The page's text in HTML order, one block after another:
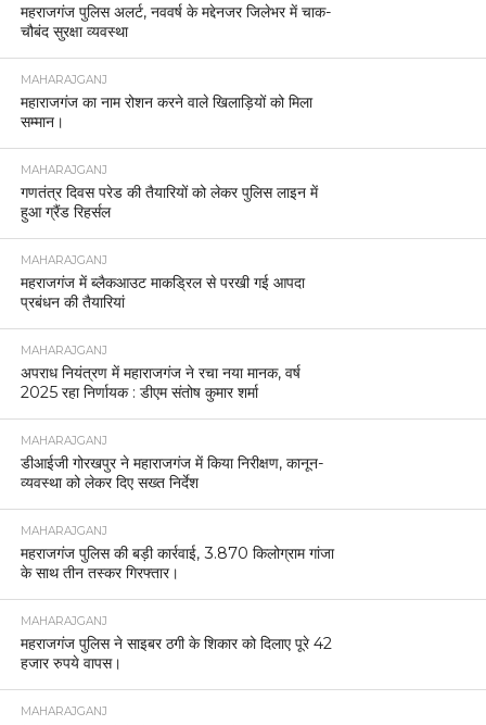
महराजगंज पुलिस अलर्ट, नववर्ष के मद्देनजर जिलेभर में चाक-
चौबंद सुरक्षा व्यवस्था
MAHARAJGANJ
महाराजगंज का नाम रोशन करने वाले खिलाड़ियों को मिला
सम्मान।
MAHARAJGANJ
गणतंत्र दिवस परेड की तैयारियों को लेकर पुलिस लाइन में
हुआ ग्रैंड रिहर्सल
MAHARAJGANJ
महराजगंज में ब्लैकआउट माकड्रिल से परखी गई आपदा
प्रबंधन की तैयारियां
MAHARAJGANJ
अपराध नियंत्रण में महाराजगंज ने रचा नया मानक, वर्ष
2025 रहा निर्णायक : डीएम संतोष कुमार शर्मा
MAHARAJGANJ
डीआईजी गोरखपुर ने महाराजगंज में किया निरीक्षण, कानून-
व्यवस्था को लेकर दिए सख्त निर्देश
MAHARAJGANJ
महराजगंज पुलिस की बड़ी कार्रवाई, 3.870 किलोग्राम गांजा
के साथ तीन तस्कर गिरफ्तार।
MAHARAJGANJ
महराजगंज पुलिस ने साइबर ठगी के शिकार को दिलाए पूरे 42
हजार रुपये वापस।
MAHARAJGANJ